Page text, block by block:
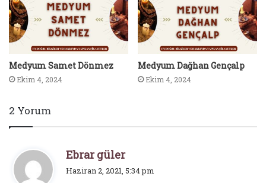
Medyum Samet Dönmez
Ekim 4, 2024
Medyum Dağhan Gençalp
Ekim 4, 2024
2 Yorum
Ebrar gülerd
Haziran 2, 2021, 5:34 pm